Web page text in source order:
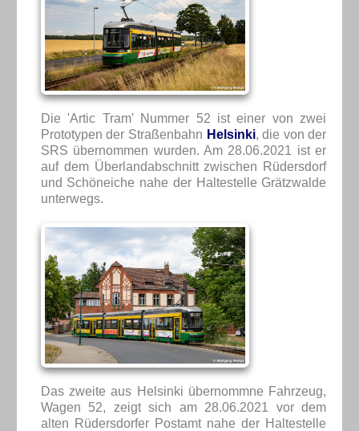
Die 'Artic Tram' Nummer 52 ist einer von zwei
Prototypen der Straßenbahn Helsinki, die von der
SRS übernommen wurden. Am 28.06.2021 ist er
auf dem Überlandabschnitt zwischen Rüdersdorf
und Schöneiche nahe der Haltestelle Grätzwalde
unterwegs.
Das zweite aus Helsinki übernommne Fahrzeug,
Wagen 52, zeigt sich am 28.06.2021 vor dem
alten Rüdersdorfer Postamt nahe der Haltestelle